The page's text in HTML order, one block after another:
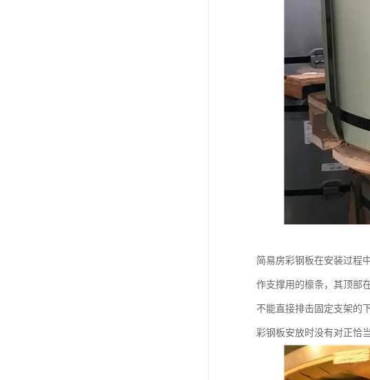
简易房彩钢板在安装过程
作支撑用的檩条，其顶部
不能直接排击固定支架的
彩钢板安放时没有对正恰